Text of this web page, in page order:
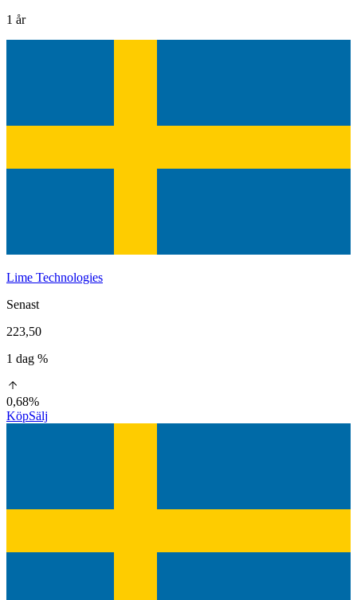
1 år
Lime Technologies
Senast
223,50
1 dag %
0,68%
KöpSälj